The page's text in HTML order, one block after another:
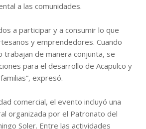
a las comunidades.
a participar y a consumir lo que
y emprendedores. Cuando
trabajan de manera conjunta, se
para el desarrollo de Acapulco y
expresó.
comercial, el evento incluyó una
organizada por el Patronato del
Soler. Entre las actividades